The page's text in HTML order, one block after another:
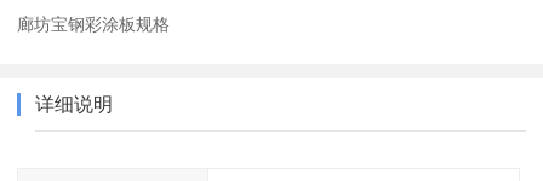
廊坊宝钢彩涂板规格
详细说明